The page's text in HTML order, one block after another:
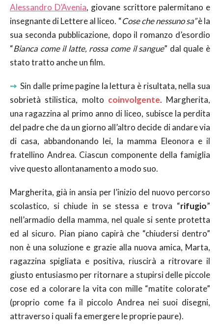
Alessandro D’Avenia, giovane scrittore palermitano e
insegnante di Lettere al liceo. “Cose che nessuno sa”è la
sua seconda pubblicazione, dopo il romanzo d’esordio
“Bianca come il latte, rossa come il sangue” dal quale è
stato tratto anche un film.
➙ Sin dalle prime pagine la lettura è risultata, nella sua
sobrietà stilistica, molto coinvolgente. Margherita,
una ragazzina al primo anno di liceo, subisce la perdita
del padre che da un giorno all’altro decide di andare via
di casa, abbandonando lei, la mamma Eleonora e il
fratellino Andrea. Ciascun componente della famiglia
vive questo allontanamento a modo suo.
Margherita, già in ansia per l’inizio del nuovo percorso
scolastico, si chiude in se stessa e trova “rifugio”
nell’armadio della mamma, nel quale si sente protetta
ed al sicuro. Pian piano capirà che “chiudersi dentro”
non è una soluzione e grazie alla nuova amica, Marta,
ragazzina spigliata e positiva, riuscirà a ritrovare il
giusto entusiasmo per ritornare a stupirsi delle piccole
cose ed a colorare la vita con mille “matite colorate”
(proprio come fa il piccolo Andrea nei suoi disegni,
attraverso i quali fa emergere le proprie paure).